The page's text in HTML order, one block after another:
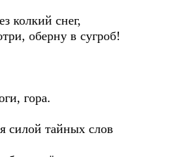
снег,
в сугроб!
гора.
тайных слов